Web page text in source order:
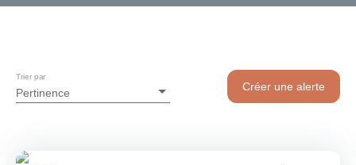
Pertinence
Trier par
Créer une alerte